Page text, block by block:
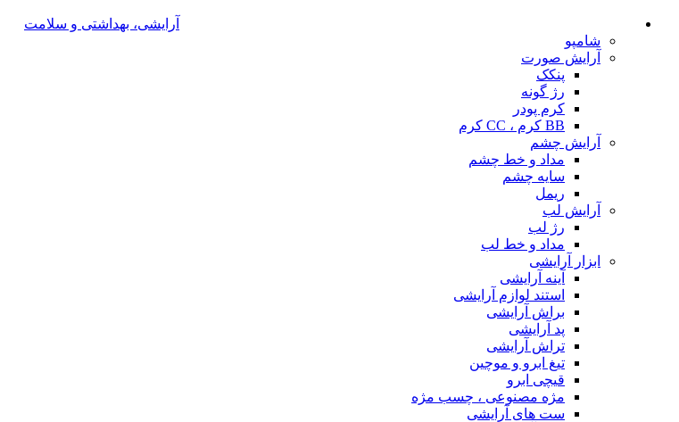
آرایشی، بهداشتی و سلامت
شامپو
آرایش صورت
پنکک
رژ گونه
کرم پودر
BB کرم ، CC کرم
آرایش چشم
مداد و خط چشم
سایه چشم
ریمل
آرایش لب
رژ لب
مداد و خط لب
ابزار آرایشی
آینه آرایشی
استند لوازم آرایشی
براش آرایشی
پد آرایشی
تراش آرایشی
تیغ ابرو و موچین
قیچی ابرو
مژه مصنوعی ، چسب مژه
ست های آرایشی